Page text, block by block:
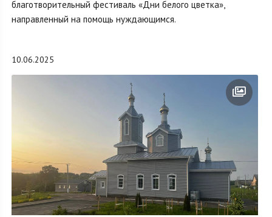
благотворительный фестиваль «Дни белого цветка»,
направленный на помощь нуждающимся.
10.06.2025